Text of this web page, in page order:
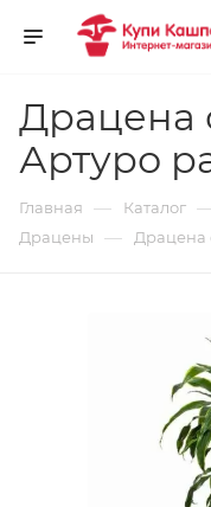
Драцена
Артуро
Главная — Каталог
Драцены — Драцена